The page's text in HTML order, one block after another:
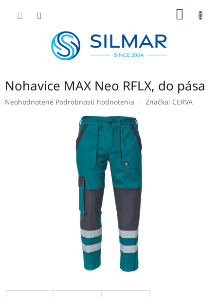
Nohavice MAX Neo RFLX, do pása
Priemerné
Neohodnotené Podrobnosti hodnotenia Značka: CERVA